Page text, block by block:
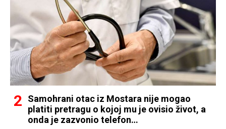
Samohrani otac iz Mostara nije mogao
platiti pretragu o kojoj mu je ovisio život, a
onda je zazvonio telefon…